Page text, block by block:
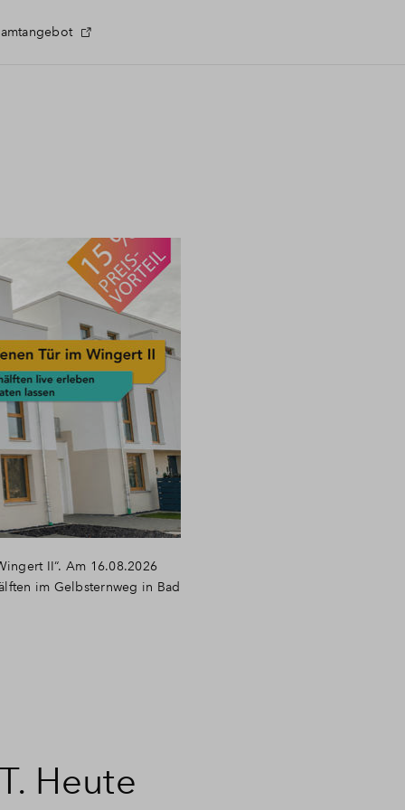
II“. Am 16.08.2026
im Gelbsternweg in Bad
Heute